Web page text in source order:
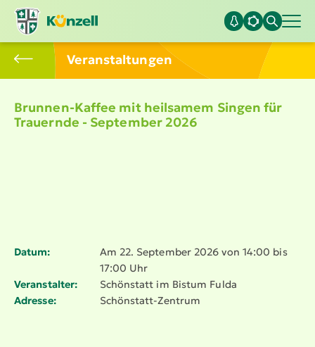
Veran­stal­tungen
Brunnen-Kaffee mit heilsamem Singen für
Trauernde - September 2026
Datum:
Am 22. September 2026 von 14:00 bis
17:00 Uhr
Veranstalter:
Schönstatt im Bistum Fulda
Adresse:
Schönstatt-Zentrum